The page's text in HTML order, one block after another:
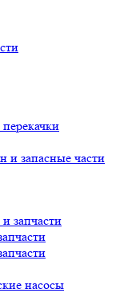
и запасные части
запчасти
насосы